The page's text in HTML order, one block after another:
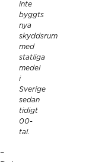
inte
byggts
nya
skyddsrum
med
statliga
medel
i
Sverige
sedan
tidigt
00-
tal.
–